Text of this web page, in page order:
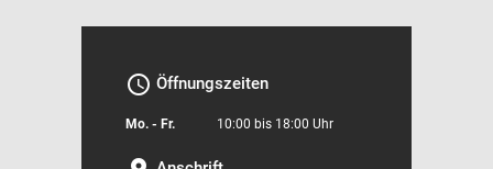
access_time Öffnungszeiten
Mo. - Fr. 10:00 bis 18:00 Uhr